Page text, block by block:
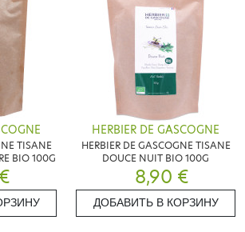
TISANE
BIO 100G
HERBIER DE GASCOGNE
HERBIER DE GASCOGNE TISANE
DOUCE NUIT BIO 100G
8,90 €
ДОБАВИТЬ В КОРЗИНУ